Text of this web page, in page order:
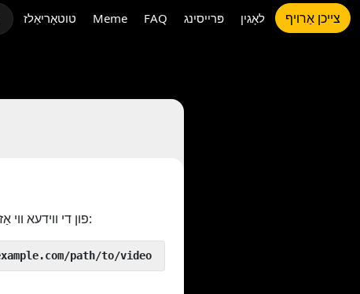
טוטאָריאַלז Meme FAQ פּרייסינג לאָגין צייכן אַרויף
פון די ווידעא ווי אַזוי: